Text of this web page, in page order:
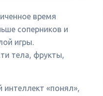
время
соперников и
игры.
тела, фрукты,
интеллект «понял»,